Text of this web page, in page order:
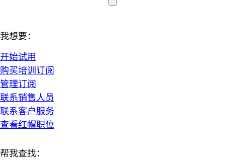
我想要：
开始试用
购买培训订阅
管理订阅
联系销售人员
联系客户服务
查看红帽职位
帮我查找：